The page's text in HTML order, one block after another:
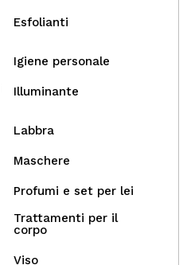
Esfolianti
Igiene personale
Illuminante
Labbra
Maschere
Profumi e set per lei
Trattamenti per il
corpo
Viso